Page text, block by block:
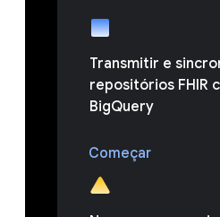
Transmitir e
repositórios FHIR
BigQuery
Começar